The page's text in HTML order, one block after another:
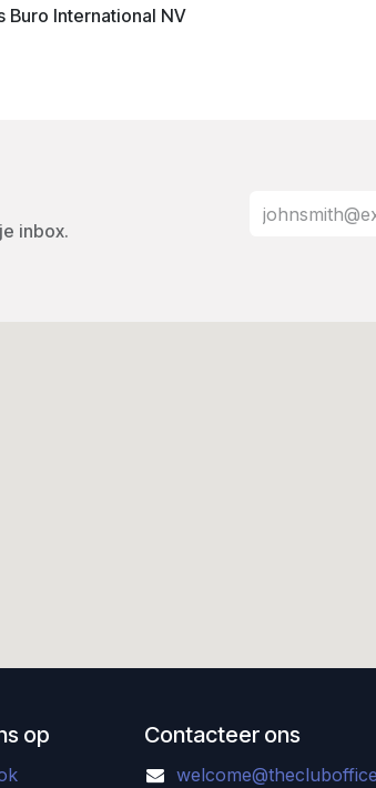
Buro International NV
inbox.
op Contacteer ons